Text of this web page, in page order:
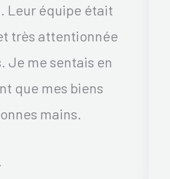
Leur équipe était
très attentionnée
Je me sentais en
que mes biens
mains.